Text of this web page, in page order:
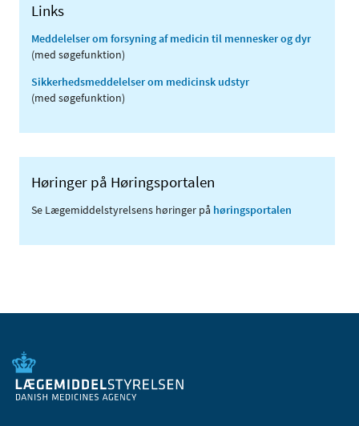
Links
Meddelelser om forsyning af medicin til mennesker og dyr
(med søgefunktion)
Sikkerhedsmeddelelser om medicinsk udstyr
(med søgefunktion)
Høringer på Høringsportalen
Se Lægemiddelstyrelsens høringer på høringsportalen